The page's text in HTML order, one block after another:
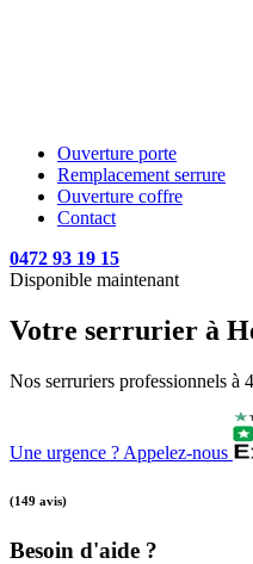
Ouverture porte
Remplacement serrure
Ouverture coffre
Contact
0472 93 19 15
Disponible maintenant
Votre serrurier à
Nos serruriers professionnels à
Une urgence ? Appelez-nous
(149 avis)
Besoin d'aide ?